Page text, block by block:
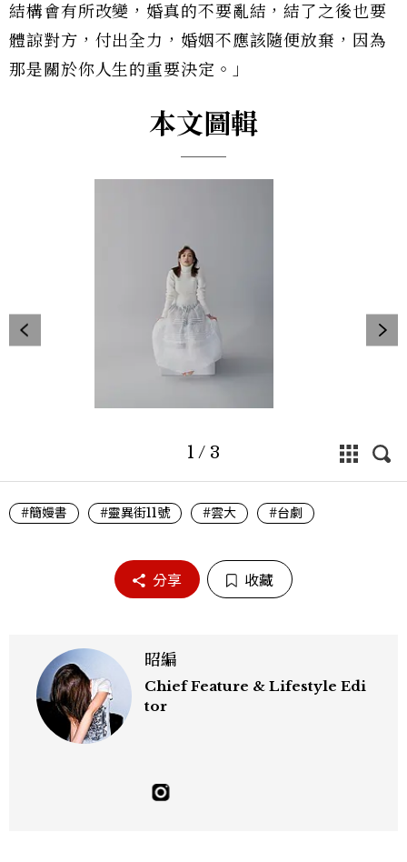
結構會有所改變，婚真的不要亂結，結了之後也要
體諒對方，付出全力，婚姻不應該隨便放棄，因為
那是關於你人生的重要決定。」
本文圖輯
1 / 3
#簡嫚書 #靈異街11號 #雲大 #台劇
分享 收藏
昭編
Chief Feature & Lifestyle Edi
tor